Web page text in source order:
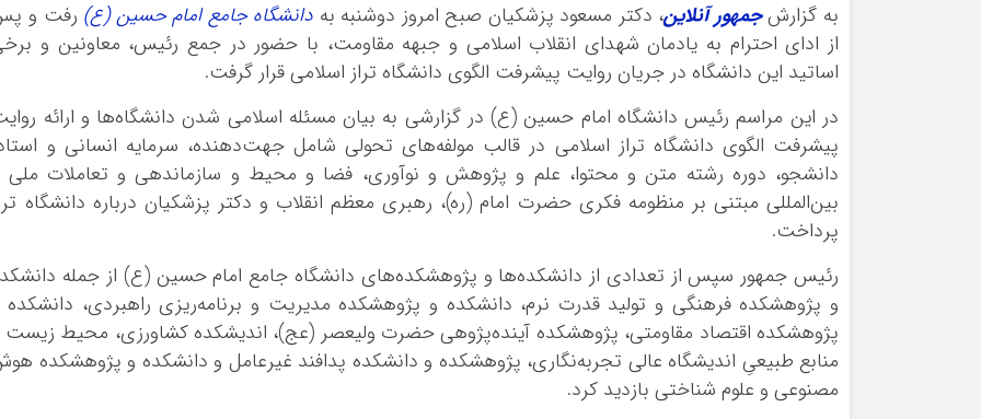
به گزارشجمهور آنلاین، دکتر مسعود پزشکیان صبح امروز دوشنبه به دانشگاه جامع امام حسین (ع) رفت و
از ادای احترام به یادمان شهدای انقلاب اسلامی و جبهه مقاومت، با حضور در جمع رئیس، معاونین و
اساتید این دانشگاه در جریان روایت پیشرفت الگوی دانشگاه تراز اسلامی قرار گرفت.
در این مراسم رئیس دانشگاه امام حسین (ع) در گزارشی به بیان مسئله اسلامی شدن دانشگاه‌ها و ارائه
پیشرفت الگوی دانشگاه تراز اسلامی در قالب مولفه‌های تحولی شامل جهت‌دهنده، سرمایه انسانی و
دانشجو، دوره رشته متن و محتوا، علم و پژوهش و نوآوری، ‌فضا و محیط و سازماندهی و تعاملات ملی
بین‌المللی مبتنی بر منظومه فکری حضرت امام (ره)، رهبری معظم انقلاب و دکتر پزشکیان درباره دانشگاه
پرداخت.
رئیس جمهور سپس از تعدادی از دانشکده‌ها و پژوهشکده‌های دانشگاه جامع امام حسین (ع) از جمله
و پژوهشکده فرهنگی و تولید قدرت نرم، دانشکده و پژوهشکده مدیریت و برنامه‌ریزی راهبردی، دانشکده
پژوهشکده اقتصاد مقاومتی، پژوهشکده آینده‌پژوهی حضرت ولیعصر (عج)، اندیشکده کشاورزی، محیط زیست
منابع طبیعیِ اندیشگاه عالی تجربه‌نگاری، پژوهشکده و دانشکده پدافند غیرعامل و دانشکده و پژوهشکده
مصنوعی و علوم شناختی بازدید کرد.